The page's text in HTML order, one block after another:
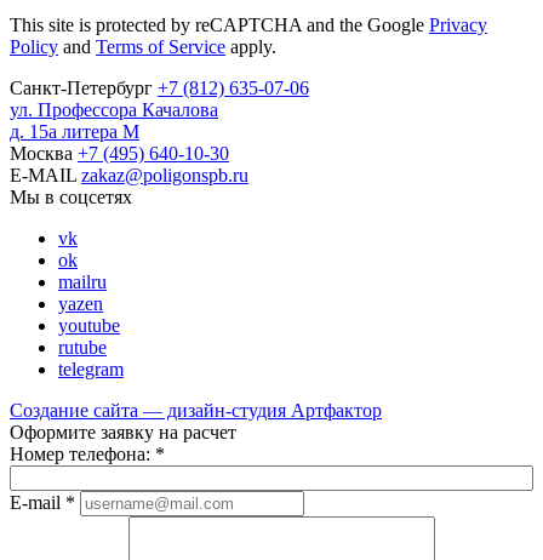
This site is protected by reCAPTCHA and the Google Privacy
Policy and Terms of Service apply.
Санкт-Петербург +7 (812) 635-07-06
ул. Профессора Качалова
д. 15а литера М
Москва +7 (495) 640-10-30
E-MAIL zakaz@poligonspb.ru
Мы в соцсетях
vk
ok
mailru
yazen
youtube
rutube
telegram
Создание сайта — дизайн-студия Артфактор
Оформите заявку на расчет
Номер телефона: *
E-mail *